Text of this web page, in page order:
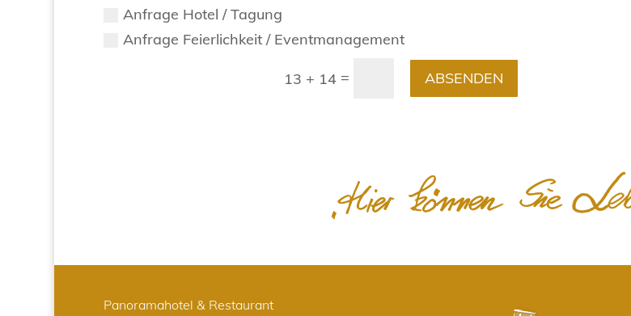
Anfrage Hotel / Tagung
Anfrage Feierlichkeit / Eventmanagement
13 + 14 = ABSENDEN
Panoramahotel & Restaurant